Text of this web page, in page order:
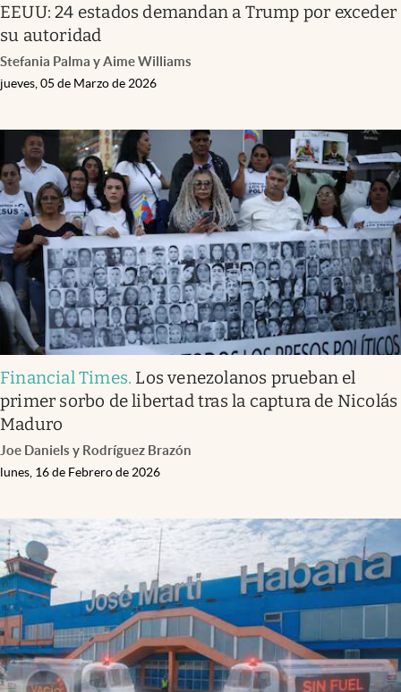
EEUU: 24 estados demandan a Trump por exceder
su autoridad
Stefania Palma y Aime Williams
jueves, 05 de Marzo de 2026
Financial Times. Los venezolanos prueban el
primer sorbo de libertad tras la captura de Nicolás
Maduro
Joe Daniels y Rodríguez Brazón
lunes, 16 de Febrero de 2026